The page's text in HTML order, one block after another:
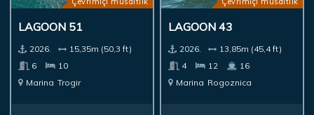
LAGOON 51
2026.
15,35m (50,3 ft)
6
10
Marina Trogir
LAGOON 43
2026.
13,85m (45,4 ft)
4
12
16
Marina Rogoznica